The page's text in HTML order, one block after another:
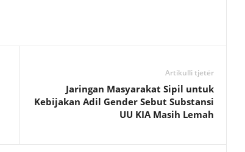
Artikulli tjetër
Jaringan Masyarakat Sipil untuk
Kebijakan Adil Gender Sebut Substansi
UU KIA Masih Lemah